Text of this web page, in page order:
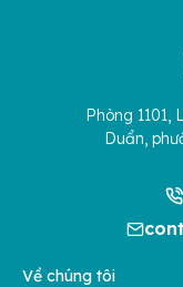
Phòng 1101,
Duẩn,
Về chúng tôi